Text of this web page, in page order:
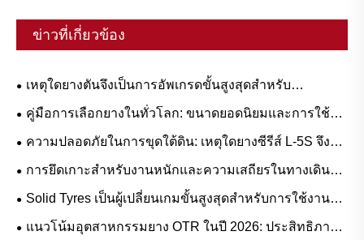
ข่าวที่เกี่ยวข้อง
เหตุใดยางตันจึงเป็นการอัพเกรดขั้นสูงสุดสำหรับ
เวิร์กโฟลว์งานหนัก
คู่มือการเลือกยางในทั่วโลก: ขนาดยอดนิยมและการใช้
งานตามสถานการณ์สำหรับยางธรรมชาติกับยางบิวทิล
ความปลอดภัยในการขุดใต้ดิน: เหตุใดยางซีรีส์ L-5S จึงมี
ความสำคัญอย่างยิ่งในการขจัดปัญหาการหยุดทำงานของ
การยึดเกาะสำหรับงานหนักและความเสถียรในทางเดินสูง:
แนวโน้มความต้องการยางล้อรถยกและคู่มือการใช้งาน
Solid Tyres เป็นผู้เปลี่ยนเกมขั้นสูงสุดสำหรับการใช้งาน
หนักหรือไม่?
แนวโน้มอุตสาหกรรมยาง OTR ในปี 2026: ประสิทธิภาพ